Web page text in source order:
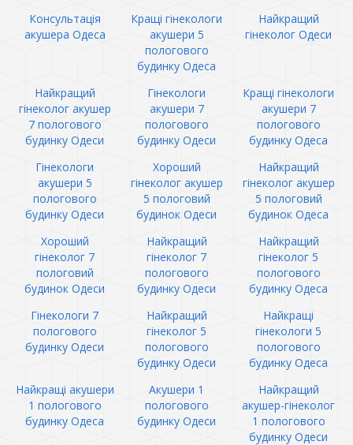
Консультація
акушера Одеса
Кращі гінекологи
акушери 5
пологового
будинку Одеса
Найкращий
гінеколог Одеси
Найкращий
гінеколог акушер
7 пологового
будинку Одеси
Гінекологи
акушери 7
пологового
будинку Одеси
Кращі гінекологи
акушери 7
пологового
будинку Одеса
Гінекологи
акушери 5
пологового
будинку Одеси
Хороший
гінеколог акушер
5 пологовий
будинок Одеси
Найкращий
гінеколог акушер
5 пологовий
будинок Одеса
Хороший
гінеколог 7
пологовий
будинок Одеси
Найкращий
гінеколог 7
пологового
будинку Одеси
Найкращий
гінеколог 5
пологового
будинку Одеса
Гінекологи 7
пологового
будинку Одеси
Найкращий
гінеколог 5
пологового
будинку Одеси
Найкращі
гінекологи 5
пологового
будинку Одеса
Найкращі акушери
1 пологового
будинку Одеса
Акушери 1
пологового
будинку Одеси
Найкращий
акушер-гінеколог
1 пологового
будинку Одеси